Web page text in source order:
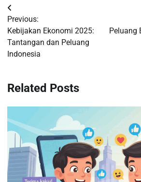
Post
navigation
Previous:
Kebijakan Ekonomi 2025:
Tantangan dan Peluang
Indonesia
Peluang
Related Posts